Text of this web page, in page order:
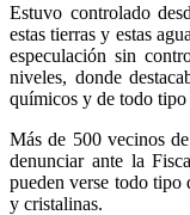
Estuvo controlado
estas tierras y estas
especulación sin
niveles, donde
químicos y de todo tipo
Más de 500 vecinos
denunciar ante la
pueden verse todo tipo
y cristalinas.